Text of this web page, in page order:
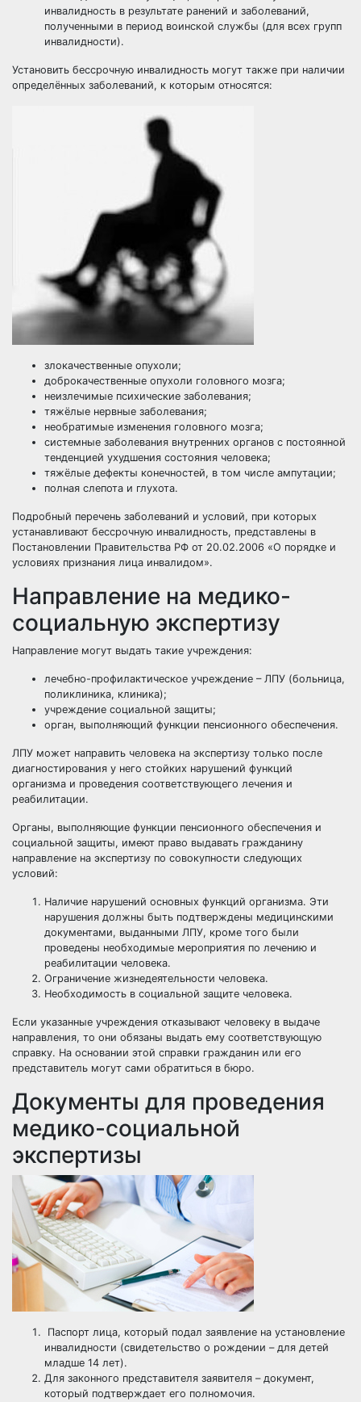
инвалидность в результате ранений и заболеваний,
полученными в период воинской службы (для всех групп
инвалидности).
Установить бессрочную инвалидность могут также при наличии
определённых заболеваний, к которым относятся:
злокачественные опухоли;
доброкачественные опухоли головного мозга;
неизлечимые психические заболевания;
тяжёлые нервные заболевания;
необратимые изменения головного мозга;
системные заболевания внутренних органов с постоянной
тенденцией ухудшения состояния человека;
тяжёлые дефекты конечностей, в том числе ампутации;
полная слепота и глухота.
Подробный перечень заболеваний и условий, при которых
устанавливают бессрочную инвалидность, представлены в
Постановлении Правительства РФ от 20.02.2006 «О порядке и
условиях признания лица инвалидом».
Направление на медико-
социальную экспертизу
Направление могут выдать такие учреждения:
лечебно-профилактическое учреждение – ЛПУ (больница,
поликлиника, клиника);
учреждение социальной защиты;
орган, выполняющий функции пенсионного обеспечения.
ЛПУ может направить человека на экспертизу только после
диагностирования у него стойких нарушений функций
организма и проведения соответствующего лечения и
реабилитации.
Органы, выполняющие функции пенсионного обеспечения и
социальной защиты, имеют право выдавать гражданину
направление на экспертизу по совокупности следующих
условий:
Наличие нарушений основных функций организма. Эти
нарушения должны быть подтверждены медицинскими
документами, выданными ЛПУ, кроме того были
проведены необходимые мероприятия по лечению и
реабилитации человека.
Ограничение жизнедеятельности человека.
Необходимость в социальной защите человека.
Если указанные учреждения отказывают человеку в выдаче
направления, то они обязаны выдать ему соответствующую
справку. На основании этой справки гражданин или его
представитель могут сами обратиться в бюро.
Документы для проведения
медико-социальной
экспертизы
Паспорт лица, который подал заявление на установление
инвалидности (свидетельство о рождении – для детей
младше 14 лет).
Для законного представителя заявителя – документ,
который подтверждает его полномочия.